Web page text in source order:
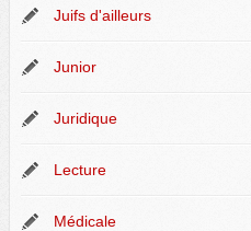
Juifs d'ailleurs
Junior
Juridique
Lecture
Médicale